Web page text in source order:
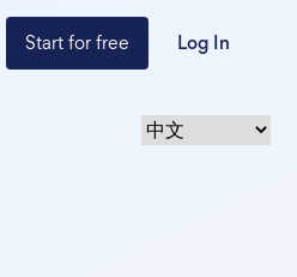
Start for free Log In